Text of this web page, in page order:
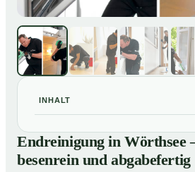
INHALT
01 Endreinigung in Wörthsee –
abgabefertig
Endreinigung in Wörthsee
besenrein und abgabefertig